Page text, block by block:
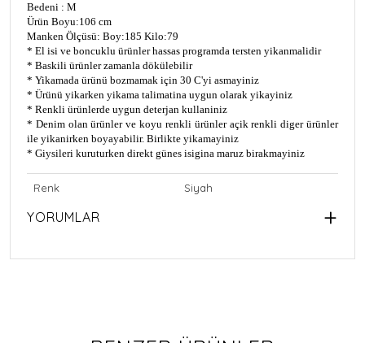
Bedeni : M
Ürün Boyu:106 cm
Manken Ölçüsü: Boy:185 Kilo:79
* El isi ve boncuklu ürünler hassas programda tersten yikanmalidir
* Baskili ürünler zamanla dökülebilir
* Yikamada ürünü bozmamak için 30 C'yi asmayiniz
* Ürünü yikarken yikama talimatina uygun olarak yikayiniz
* Renkli ürünlerde uygun deterjan kullaniniz
* Denim olan ürünler ve koyu renkli ürünler açik renkli diger ürünler
ile yikanirken boyayabilir. Birlikte yikamayiniz
* Giysileri kuruturken direkt günes isigina maruz birakmayiniz
Renk Siyah
YORUMLAR